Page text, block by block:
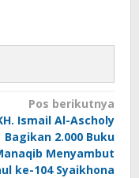
Pos berikutnya
Ismail Al-Ascholy
Bagikan 2.000 Buku
Menyambut
ke-104 Syaikhona